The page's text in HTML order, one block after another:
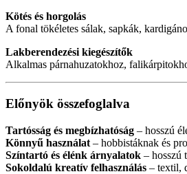
Kötés és horgolás
A fonal tökéletes sálak, sapkák,
Lakberendezési kiegészítők
Alkalmas párnahuzatokhoz,
Előnyök összefoglalva
Tartósság és megbízhatóság – hosszú
Könnyű használat – hobbistáknak és
Színtartó és élénk árnyalatok – hosszú
Sokoldalú kreatív felhasználás – textil,